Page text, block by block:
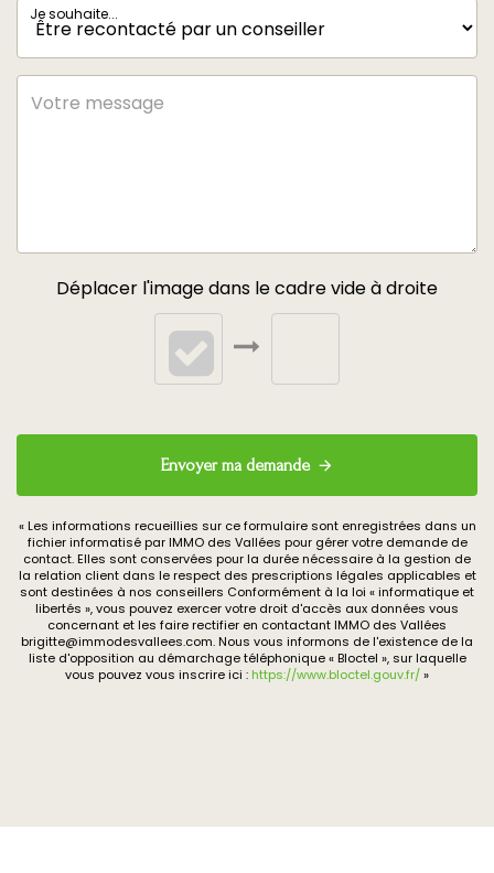
Je souhaite...
Déplacer l'image dans le cadre vide à droite
Envoyer ma demande
« Les informations recueillies sur ce formulaire sont enregistrées dans un
fichier informatisé par IMMO des Vallées pour gérer votre demande de
contact. Elles sont conservées pour la durée nécessaire à la gestion de
la relation client dans le respect des prescriptions légales applicables et
sont destinées à nos conseillers Conformément à la loi « informatique et
libertés », vous pouvez exercer votre droit d'accès aux données vous
concernant et les faire rectifier en contactant IMMO des Vallées
brigitte@immodesvallees.com. Nous vous informons de l'existence de la
liste d'opposition au démarchage téléphonique « Bloctel », sur laquelle
vous pouvez vous inscrire ici : https://www.bloctel.gouv.fr/»